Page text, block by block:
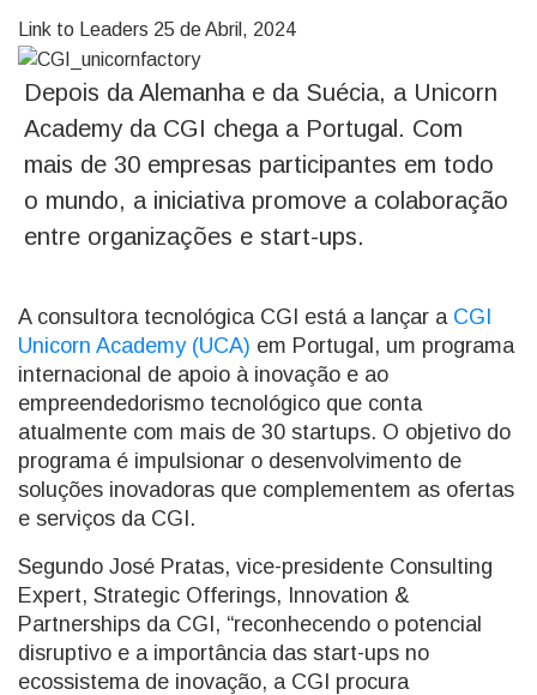
Link to Leaders 25 de Abril, 2024
Depois da Alemanha e da Suécia, a Unicorn
Academy da CGI chega a Portugal. Com
mais de 30 empresas participantes em todo
o mundo, a iniciativa promove a colaboração
entre organizações e start-ups.
A consultora tecnológica CGI está a lançar a CGI
Unicorn Academy (UCA) em Portugal, um programa
internacional de apoio à inovação e ao
empreendedorismo tecnológico que conta
atualmente com mais de 30 startups. O objetivo do
programa é impulsionar o desenvolvimento de
soluções inovadoras que complementem as ofertas
e serviços da CGI.
Segundo José Pratas, vice-presidente Consulting
Expert, Strategic Offerings, Innovation &
Partnerships da CGI, “reconhecendo o potencial
disruptivo e a importância das start-ups no
ecossistema de inovação, a CGI procura